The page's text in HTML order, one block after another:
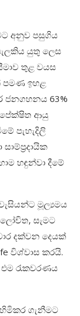
අනුව පසුගිය
යුතු ලෙස
තුළ වයස
පමණ ඉහළ
ජනගහනය 63%
ආයු
පැහැදිලි
හඳුන්වා දීමේ
මූල්‍යමය
සැමට
දක්වන දෙයක්
විශ්වාස කරයි.
රැකවරණය
හිමිකර ගැනීමට